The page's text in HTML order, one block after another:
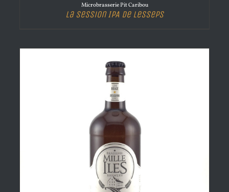
Microbrasserie Pit Caribou
La Session IPA de Lesseps